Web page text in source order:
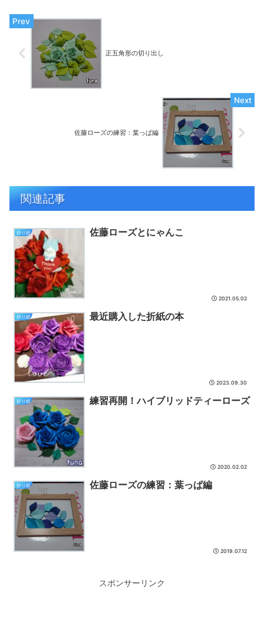
正五角形の切り出し
佐藤ローズの練習：葉っぱ編
関連記事
折り紙 佐藤ローズとにゃんこ
2021.05.02
折り紙 最近購入した折紙の本
2023.09.30
折り紙 練習再開！ハイブリッドティーローズ
2020.02.02
折り紙 佐藤ローズの練習：葉っぱ編
2019.07.12
スポンサーリンク